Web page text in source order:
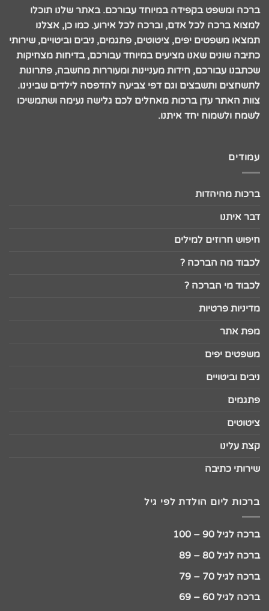
ברכה ומשפט בקפידה במיוחד עבורכם. באתר שלנו תוכלו
למצוא ברכה לכל אדם, וברכה לכל אירוע. כמו כן, אצלנו
תמצאו משפטים יפים, ציטוטים, פתגמים, ניבים וביטויים, שירותי
כתיבה שונים שאנו מציעים במיוחד עבורכם, בדיחות מצחיקות
שכתבנו עבורכם, חידות מעניינות ומעוררות מחשבה, פתרונות
לתשחצים ותשבצים וגם דפי צביעה להדפסה לילדים שבינינו.
צוות האתר עדן ברכות מאחלים לכם גלישה נעימה ושתמשיכו
לשמח ולשמוח יחד איתנו.
עמודים
ברכות מהיהדות
דבר איתנו
חיפוש חרוזים למילים
לכבוד מה הברכה ?
לכבוד מי הברכה ?
מדיניות פרטיות
מפת אתר
משפטים יפים
ניבים וביטויים
פתגמים
ציטוטים
קצת עלינו
שירותי כתיבה
ברכות ליום הולדת לפי גיל
ברכה לגיל 90 – 100
ברכה לגיל 80 – 89
ברכה לגיל 70 – 79
ברכה לגיל 60 – 69